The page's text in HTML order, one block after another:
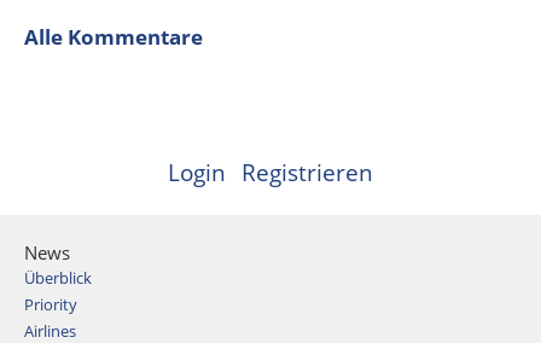
Alle Kommentare
Login Registrieren
News
Überblick
Priority
Airlines